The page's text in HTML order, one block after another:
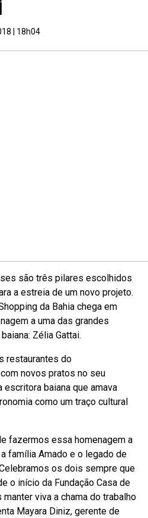
| 18h04
são três pilares escolhidos
a estreia de um novo projeto.
da Bahia chega em
a uma das grandes
Zélia Gattai.
restaurantes do
novos pratos no seu
escritora baiana que amava
como um traço cultural
fazermos essa homenagem a
família Amado e o legado de
os dois sempre que
o início da Fundação Casa de
viva a chama do trabalho
Mayara Diniz, gerente de